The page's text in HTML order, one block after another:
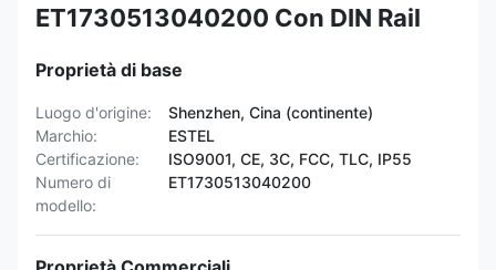
ET1730513040200 Con DIN Rail
Proprietà di base
Luogo d'origine:
Shenzhen, Cina (continente)
Marchio:
ESTEL
Certificazione:
ISO9001, CE, 3C, FCC, TLC, IP55
Numero di
modello:
ET1730513040200